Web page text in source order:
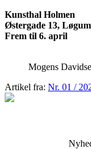
Kunsthal Holmen
Østergade 13,
Frem til 6. april
Mogens
Artikel fra: Nr. 01 /